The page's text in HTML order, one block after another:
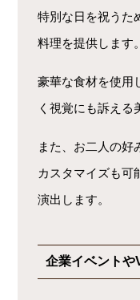
特別な日を祝うた
料理を提供します。
豪華な食材を使用
く視覚にも訴える
また、お二人の好
カスタマイズも可
演出します。
企業イベントや